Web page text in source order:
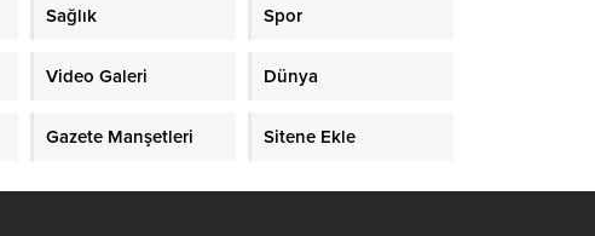
Sağlık Spor
Video Galeri Dünya
Gazete Manşetleri Sitene Ekle